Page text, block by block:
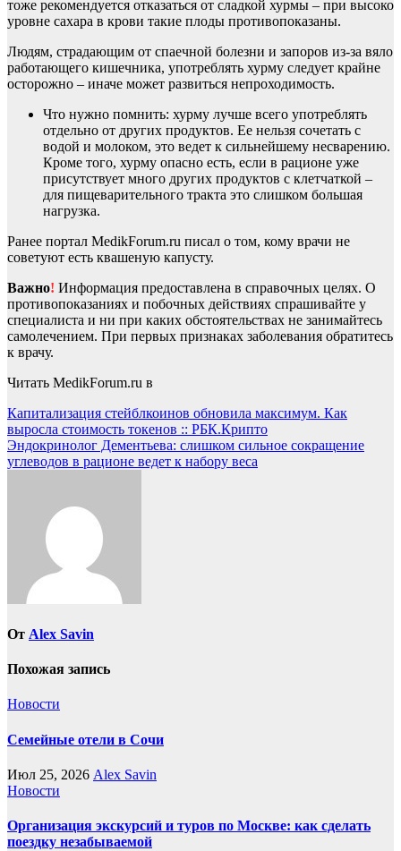
тоже рекомендуется отказаться от сладкой хурмы – при высоко
уровне сахара в крови такие плоды противопоказаны.
Людям, страдающим от спаечной болезни и запоров из-за вяло
работающего кишечника, употреблять хурму следует крайне
осторожно – иначе может развиться непроходимость.
Что нужно помнить: хурму лучше всего употреблять
отдельно от других продуктов. Ее нельзя сочетать с
водой и молоком, это ведет к сильнейшему несварению.
Кроме того, хурму опасно есть, если в рационе уже
присутствует много других продуктов с клетчаткой –
для пищеварительного тракта это слишком большая
нагрузка.
Ранее портал MedikForum.ru писал о том, кому врачи не
советуют есть квашеную капусту.
Важно! Информация предоставлена в справочных целях. О
противопоказаниях и побочных действиях спрашивайте у
специалиста и ни при каких обстоятельствах не занимайтесь
самолечением. При первых признаках заболевания обратитесь
к врачу.
Читать MedikForum.ru в
Навигация
по
записям
Капитализация стейблкоинов обновила максимум. Как
выросла стоимость токенов :: РБК.Крипто
Эндокринолог Дементьева: слишком сильное сокращение
углеводов в рационе ведет к набору веса
От Alex Savin
Похожая запись
Новости
Семейные отели в Сочи
Июл 25, 2026 Alex Savin
Новости
Организация экскурсий и туров по Москве: как сделать
поездку незабываемой